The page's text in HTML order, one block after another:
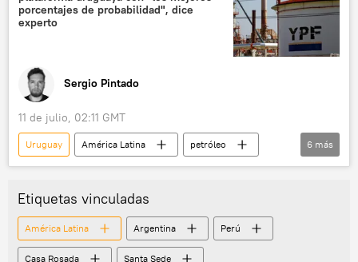
porcentajes de probabilidad", dice
experto
Sergio Pintado
11 de julio, 02:11 GMT
Uruguay América Latina
petróleo
YPF
Namibia
Argentina
Vaca Muerta
📈 Mercados y finanzas
💬 Opinión y Análisis
6 más
Etiquetas vinculadas
América Latina Argentina Perú
Casa Rosada Santa Sede